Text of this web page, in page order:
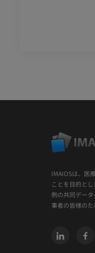
IMAIOSは、医
ことを目的と
例の共同デー
事者の皆様のた